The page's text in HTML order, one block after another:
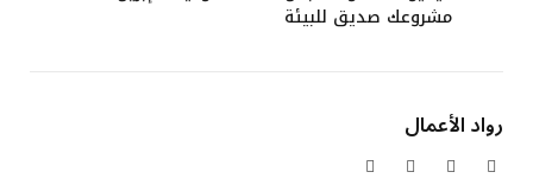
مشروعك صديق للبيئة
رواد الأعمال
فيسبوك الانستغرام